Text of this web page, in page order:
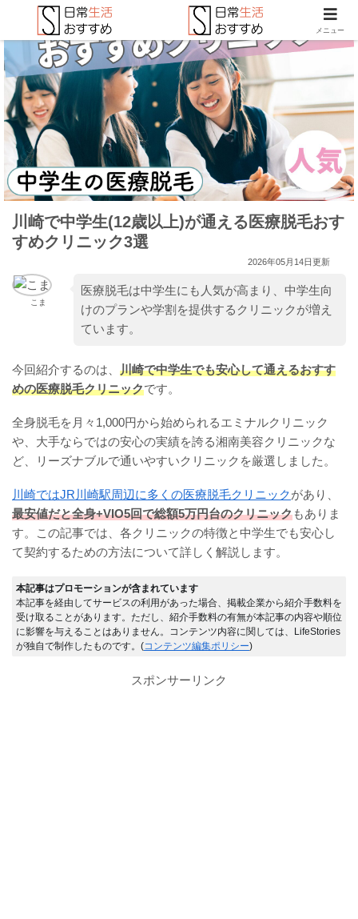
川崎で中学生(12歳以上)が通える医療脱毛おす
すめクリニック3選
2026年05月14日更新
こま
医療脱毛は中学生にも人気が高まり、中学生向
けのプランや学割を提供するクリニックが増え
ています。
今回紹介するのは、 川崎で中学生でも安心して通えるおすす
めの医療脱毛クリニックです。
全身脱毛を月々1,000円から始められるエミナルクリニック
や、大手ならではの安心の実績を誇る湘南美容クリニックな
ど、リーズナブルで通いやすいクリニックを厳選しました。
川崎ではJR川崎駅周辺に多くの医療脱毛クリニックがあり、
最安値だと全身+VIO5回で総額5万円台のクリニックもありま
す。この記事では、各クリニックの特徴と中学生でも安心し
て契約するための方法について詳しく解説します。
本記事はプロモーションが含まれています
本記事を経由してサービスの利用があった場合、掲載企業から紹介手数料を
受け取ることがあります。ただし、紹介手数料の有無が本記事の内容や順位
に影響を与えることはありません。コンテンツ内容に関しては、LifeStories
が独自で制作したものです。(コンテンツ編集ポリシー)
スポンサーリンク
メニュー